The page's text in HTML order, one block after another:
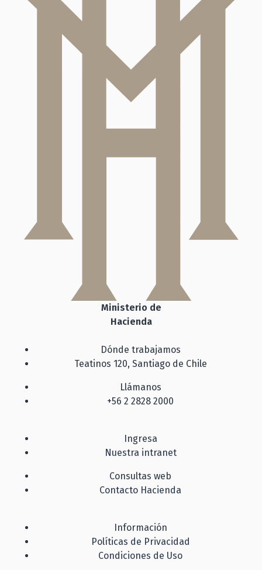
Ministerio de
Hacienda
Dónde trabajamos
Teatinos 120, Santiago de Chile
Llámanos
+56 2 2828 2000
Ingresa
Nuestra intranet
Consultas web
Contacto Hacienda
Información
Políticas de Privacidad
Condiciones de Uso